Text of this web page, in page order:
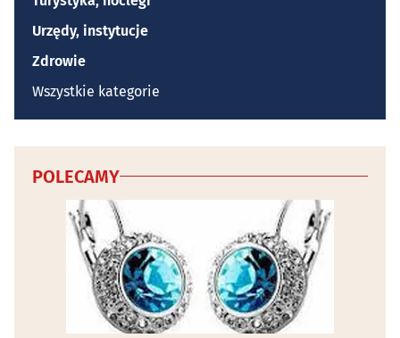
Urzędy, instytucje
Zdrowie
Wszystkie kategorie
POLECAMY